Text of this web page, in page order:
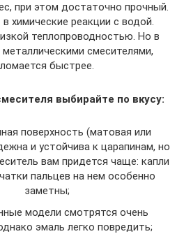
при этом достаточно прочный.
химические реакции с водой.
теплопроводностью. Но в
металлическими смесителями,
ломается быстрее.
выбирайте по вкусу:
поверхность (матовая или
и устойчива к царапинам, но
вам придется чаще: капли
пальцев на нем особенно
заметны;
модели смотрятся очень
эмаль легко повредить;